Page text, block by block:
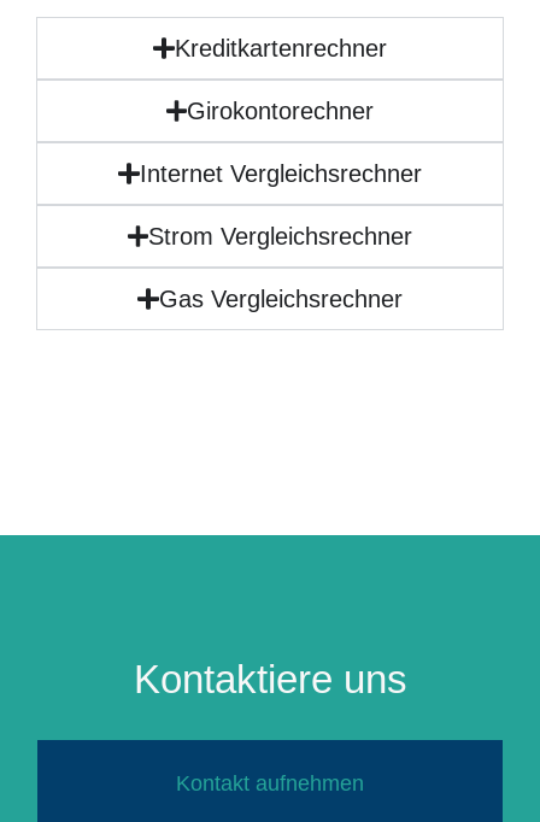
Kreditkartenrechner
Girokontorechner
Internet Vergleichsrechner
Strom Vergleichsrechner
Gas Vergleichsrechner
Kontaktiere uns
Kontakt aufnehmen